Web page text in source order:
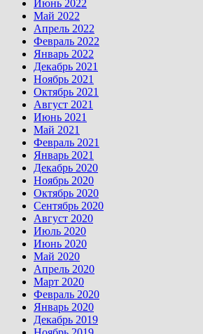
Июнь 2022
Май 2022
Апрель 2022
Февраль 2022
Январь 2022
Декабрь 2021
Ноябрь 2021
Октябрь 2021
Август 2021
Июнь 2021
Май 2021
Февраль 2021
Январь 2021
Декабрь 2020
Ноябрь 2020
Октябрь 2020
Сентябрь 2020
Август 2020
Июль 2020
Июнь 2020
Май 2020
Апрель 2020
Март 2020
Февраль 2020
Январь 2020
Декабрь 2019